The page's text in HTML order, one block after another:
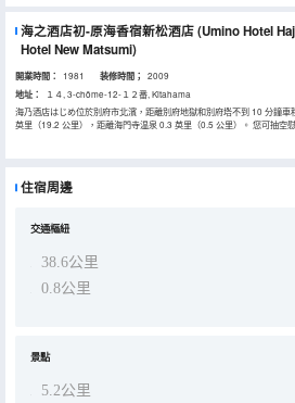
海之酒店初-原海香宿新松酒店(Umino Hotel
Hotel New Matsumi)
開業時間： 1981 装修時間； 2009
地址：
１４, 3-chōme-12-１２番, Kitahama
海乃酒店はじめ位於別府市北濱，距離別府地獄和別府塔不到 10 分鐘車
英里（19.2 公里），距離海門寺温泉 0.3 英里（0.5 公里）。 您可抽空
果想要休閒地度假，可好好利用温泉和健身中心。此日式旅館的其他特
海乃酒店はじめ，您可以去餐廳享用美餐。每天 07:00 至 09:00 提供收
免費洗浴用品和吹風機。便利設施包括保險箱和書桌；而且每天提供客房
住宿周邊
交通樞紐
38.6公里
0.8公里
景點
5.2公里